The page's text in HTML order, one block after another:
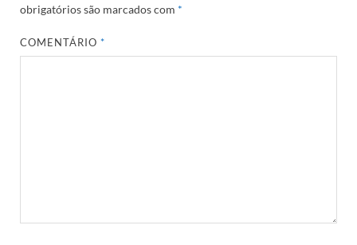
obrigatórios são marcados com *
COMENTÁRIO*